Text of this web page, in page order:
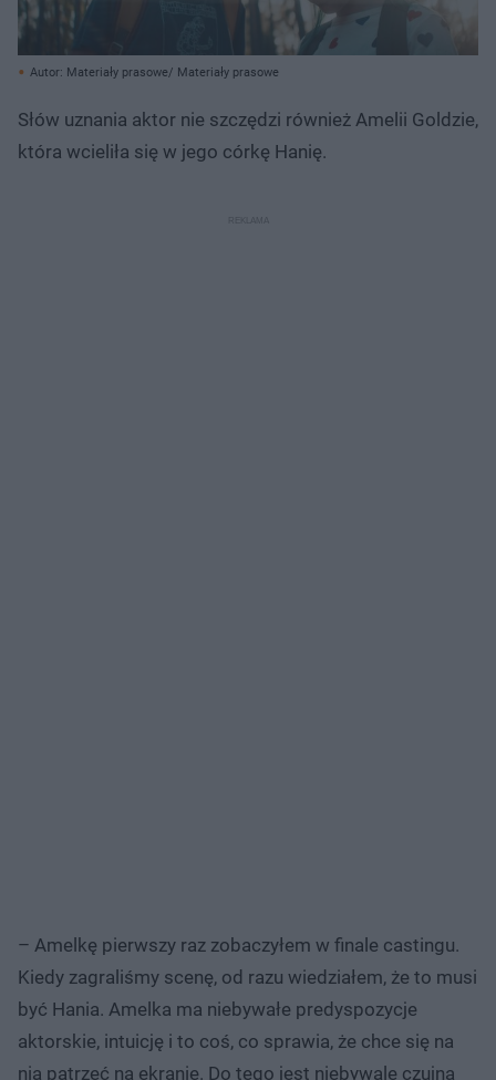
Autor: Materiały prasowe/ Materiały prasowe
Słów uznania aktor nie szczędzi również Amelii Goldzie,
która wcieliła się w jego córkę Hanię.
– Amelkę pierwszy raz zobaczyłem w finale castingu.
Kiedy zagraliśmy scenę, od razu wiedziałem, że to musi
być Hania. Amelka ma niebywałe predyspozycje
aktorskie, intuicję i to coś, co sprawia, że chce się na
nią patrzeć na ekranie. Do tego jest niebywale czujna